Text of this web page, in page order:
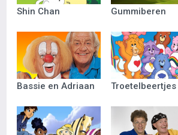
Shin Chan Gummiberen
Bassie en Adriaan Troetelbeertjes